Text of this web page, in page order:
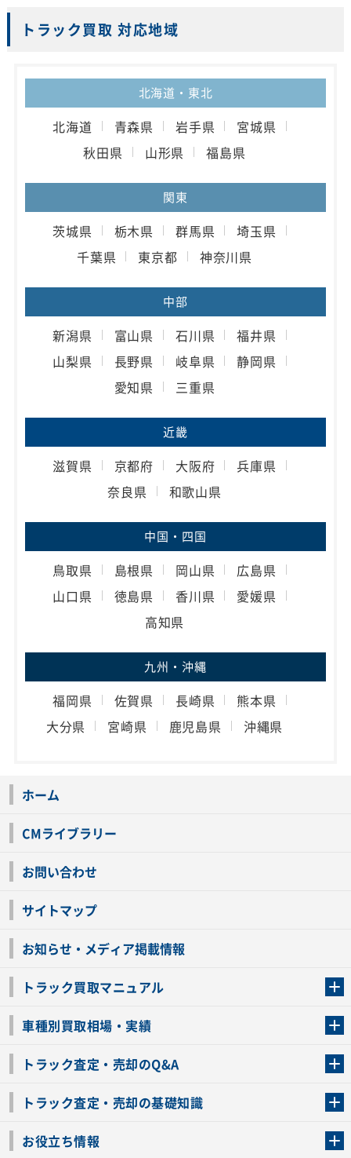
トラック買取 対応地域
北海道・東北
北海道 青森県 岩手県
宮城県
秋田県
山形県 福島県
関東
茨城県 栃木県 群馬県
埼玉県
千葉県
東京都 神奈川県
中部
新潟県 富山県 石川県
福井県
山梨県
長野県 岐阜県
静岡県
愛知県
三重県
近畿
滋賀県 京都府 大阪府
兵庫県
奈良県
和歌山県
中国・四国
鳥取県 島根県 岡山県
広島県
山口県
徳島県 香川県
愛媛県
高知県
九州・沖縄
福岡県 佐賀県 長崎県
熊本県
大分県
宮崎県 鹿児島県 沖縄県
ホーム
CMライブラリー
お問い合わせ
サイトマップ
お知らせ・メディア掲載情報
トラック買取マニュアル
車種別買取相場・実績
トラック査定・売却のQ&A
トラック査定・売却の基礎知識
お役立ち情報